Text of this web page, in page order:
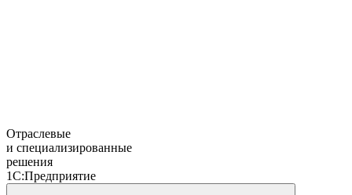
Отраслевые
и специализированные
решения
1С:Предприятие